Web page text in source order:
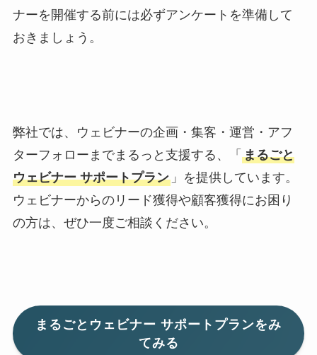
ナーを開催する前には必ずアンケートを準備して
おきましょう。
弊社では、ウェビナーの企画・集客・運営・アフ
ターフォローまでまるっと支援する、「 まるごと
ウェビナー サポートプラン」を提供しています。
ウェビナーからのリード獲得や顧客獲得にお困り
の方は、ぜひ一度ご相談ください。
まるごとウェビナー サポートプランをみ
てみる